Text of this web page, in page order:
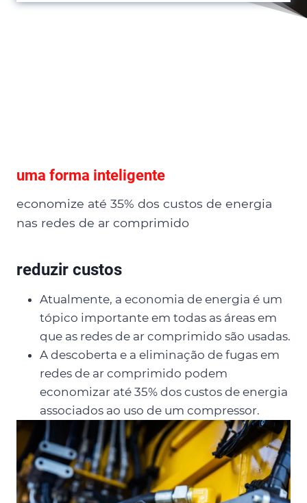
uma forma inteligente
economize até 35% dos custos de energia
nas redes de ar comprimido
reduzir custos
Atualmente, a economia de energia é um
tópico importante em todas as áreas em
que as redes de ar comprimido são usadas.
A descoberta e a eliminação de fugas em
redes de ar comprimido podem
economizar até 35% dos custos de energia
associados ao uso de um compressor.